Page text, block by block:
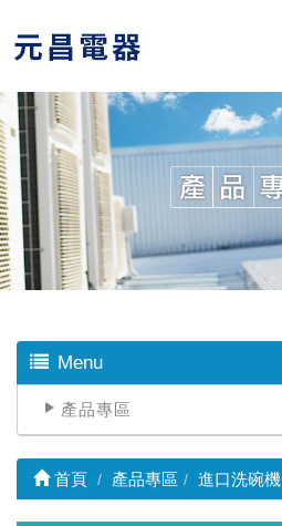
Menu
產品專區
首頁 產品專區 進口洗碗機